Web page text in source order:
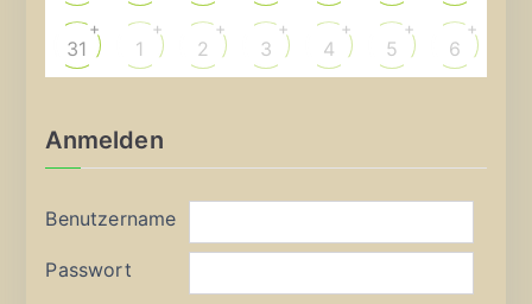
31
+
1
+
2
+
3
+
4
+
5
+
6
+
Anmelden
Benutzername
Passwort